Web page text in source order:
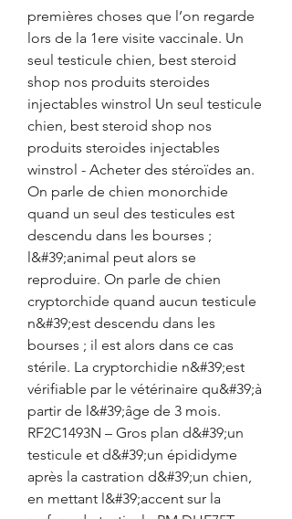
premières choses que l’on regarde
lors de la 1ere visite vaccinale. Un
seul testicule chien, best steroid
shop nos produits steroides
injectables winstrol Un seul testicule
chien, best steroid shop nos
produits steroides injectables
winstrol - Acheter des stéroïdes an.
On parle de chien monorchide
quand un seul des testicules est
descendu dans les bourses ;
l&#39;animal peut alors se
reproduire. On parle de chien
cryptorchide quand aucun testicule
n&#39;est descendu dans les
bourses ; il est alors dans ce cas
stérile. La cryptorchidie n&#39;est
vérifiable par le vétérinaire qu&#39;à
partir de l&#39;âge de 3 mois.
RF2C1493N – Gros plan d&#39;un
testicule et d&#39;un épididyme
après la castration d&#39;un chien,
en mettant l&#39;accent sur la